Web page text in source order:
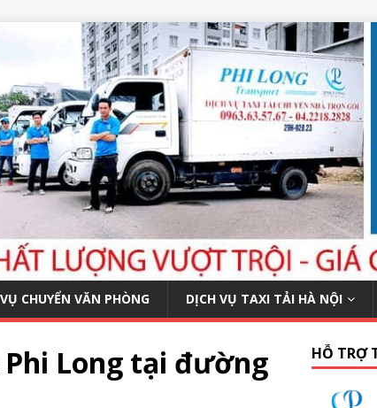
CHUYỂN VĂN PHÒNG DỊCH VỤ TAXI TẢI HÀ NỘI
Long tại đường
HỖ TRỢ